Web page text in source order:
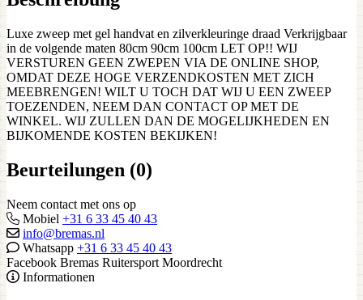
Luxe zweep met gel handvat en zilverkleuringe draad Verkrijgbaar
in de volgende maten 80cm 90cm 100cm LET OP!! WIJ
VERSTUREN GEEN ZWEPEN VIA DE ONLINE SHOP,
OMDAT DEZE HOGE VERZENDKOSTEN MET ZICH
MEEBRENGEN! WILT U TOCH DAT WIJ U EEN ZWEEP
TOEZENDEN, NEEM DAN CONTACT OP MET DE
WINKEL. WIJ ZULLEN DAN DE MOGELIJKHEDEN EN
BIJKOMENDE KOSTEN BEKIJKEN!
Beurteilungen (0)
Neem contact met ons op
Mobiel +31 6 33 45 40 43
info@bremas.nl
Whatsapp +31 6 33 45 40 43
Facebook Bremas Ruitersport Moordrecht
Informationen